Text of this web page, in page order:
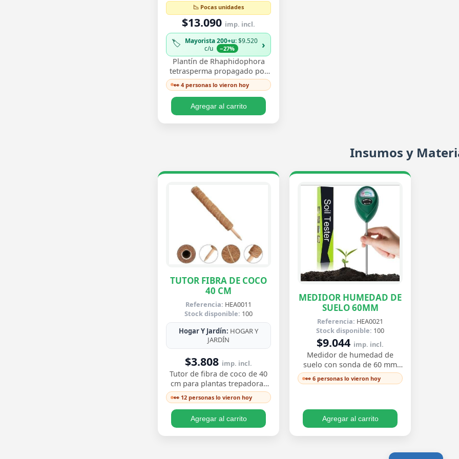
📉 Pocas unidades
$13.090 imp. incl.
🏷️ Mayorista 200+u: $9.520
c/u
−27% ›
Plantín de Rhaphidophora
tetrasperma propagado por
esqueje enraizado, la
trepadora de moda en el
mundo del coleccionism…
👀 4 personas lo vieron hoy
Agregar al carrito
Insumos y
TUTOR FIBRA DE COCO
40 CM
Referencia: HEA0011
Stock disponible: 100
Hogar Y Jardín: HOGAR Y
JARDÍN
$3.808 imp. incl.
Tutor de fibra de coco de 40
cm para plantas trepadoras
como monstera,
philodendron y potos. La
fibra retiene humedad y…
👀 12 personas lo vieron hoy
Agregar al carrito
MEDIDOR HUMEDAD DE
SUELO 60MM
Referencia: HEA0021
Stock disponible: 100
$9.044 imp. incl.
Medidor de humedad de
suelo con sonda de 60 mm
que indica al instante si tu
planta necesita riego — sin
👀 6 personas lo vieron hoy
Agregar al carrito